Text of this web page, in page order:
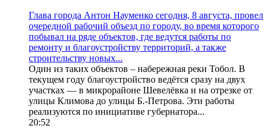
Глава города Антон Науменко сегодня, 8 августа, провел
очередной рабочий объезд по городу, во время которого
побывал на ряде объектов, где ведутся работы по
ремонту и благоустройству территорий, а также
строительству новых...
Один из таких объектов – набережная реки Тобол. В
текущем году благоустройство ведётся сразу на двух
участках — в микрорайоне Шевелёвка и на отрезке от
улицы Климова до улицы Б.-Петрова. Эти работы
реализуются по инициативе губернатора...
20:52